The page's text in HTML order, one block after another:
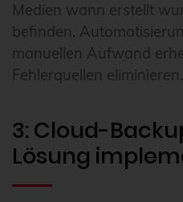
Medien wann erstellt
befinden.
manuellen Aufwand
Fehlerquellen eliminieren.
3: Cloud-
Lösung